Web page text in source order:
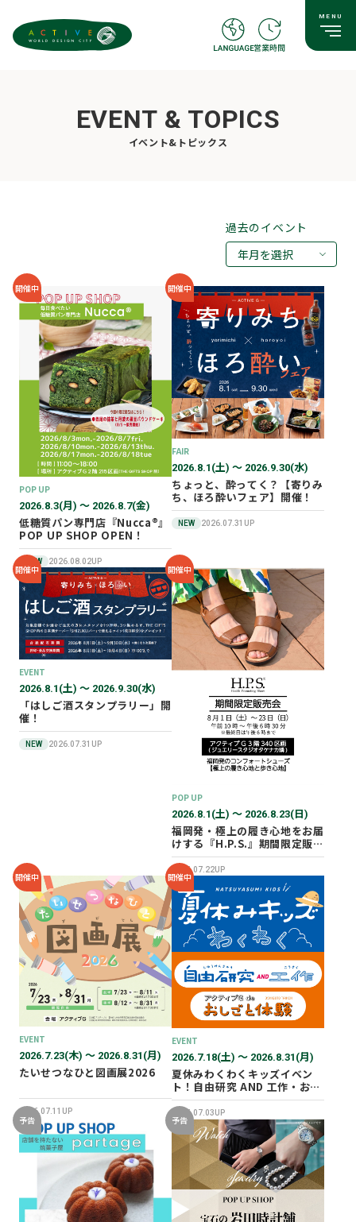
EVENT & TOPICS
イベント&トピックス
過去のイベント
年月を選択
2026年07月
2026年05月
2026年03月
2026年02月
2025年12月
2025年11月
2025年10月
開催中
POP UP
2026.8.3(月) 〜 2026.8.7(金)
低糖質パン専門店『Nucca®』
POP UP SHOP OPEN！
NEW 2026.08.02UP
開催中
FAIR
2026.8.1(土) 〜 2026.9.30(水)
ちょっと、酔ってく？【寄りみ
ち、ほろ酔いフェア】開催！
NEW 2026.07.31UP
開催中
EVENT
2026.8.1(土) 〜 2026.9.30(水)
「はしご酒スタンプラリー」開
催！
NEW 2026.07.31UP
開催中
POP UP
2026.8.1(土) 〜 2026.8.23(日)
福岡発・極上の履き心地をお届
けする『H.P.S.』期間限定販売
会を開催✨
2026.07.22UP
開催中
EVENT
2026.7.23(木) 〜 2026.8.31(月)
たいせつなひと図画展2026
2026.07.11UP
開催中
EVENT
2026.7.18(土) 〜 2026.8.31(月)
夏休みわくわくキッズイベン
ト！自由研究 AND 工作・おし
ごと体験！
2026.07.03UP
予告 予告